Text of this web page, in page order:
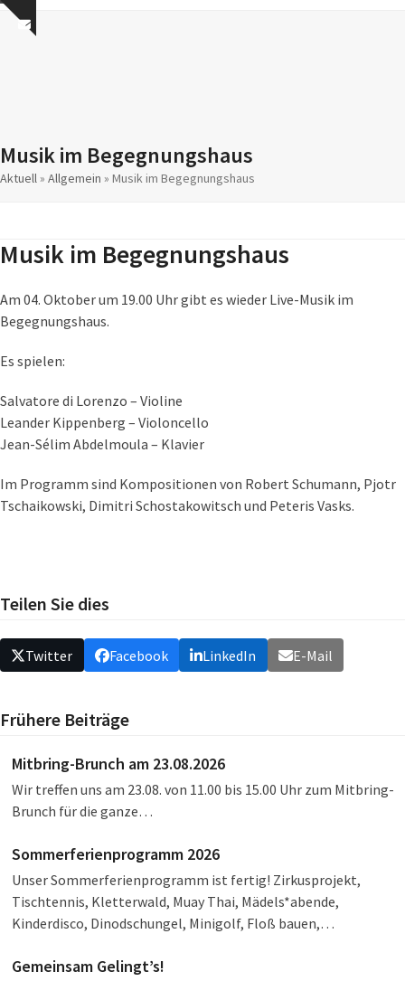
Skip
Show
Open
Close
Musik im Begegnungshaus
Aktuell » Allgemein » Musik im Begegnungshaus
Musik im Begegnungshaus
Am 04. Oktober um 19.00 Uhr gibt es wieder Live-Musik im
Begegnungshaus.
Es spielen:
Salvatore di Lorenzo – Violine
Leander Kippenberg – Violoncello
Jean-Sélim Abdelmoula – Klavier
Im Programm sind Kompositionen von Robert Schumann, Pjotr
Tschaikowski, Dimitri Schostakowitsch und Peteris Vasks.
Teilen Sie dies
Twitter Facebook LinkedIn E-Mail
Frühere Beiträge
Mitbring-Brunch am 23.08.2026
Wir treffen uns am 23.08. von 11.00 bis 15.00 Uhr zum Mitbring-
Brunch für die ganze…
Sommerferienprogramm 2026
Unser Sommerferienprogramm ist fertig! Zirkusprojekt,
Tischtennis, Kletterwald, Muay Thai, Mädels*abende,
Kinderdisco, Dinodschungel, Minigolf, Floß bauen,…
Gemeinsam Gelingt’s!